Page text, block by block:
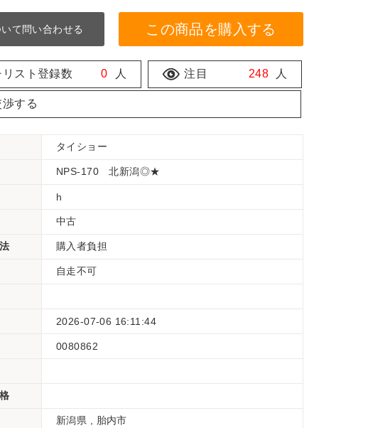
て問い合わせる この商品を購入する
リスト登録数 0 人 注目 248 人
する
タイショー
NPS-170 北新潟◎★
h
中古
購入者負担
自走不可
2026-07-06 16:11:44
0080862
新潟県 , 胎内市